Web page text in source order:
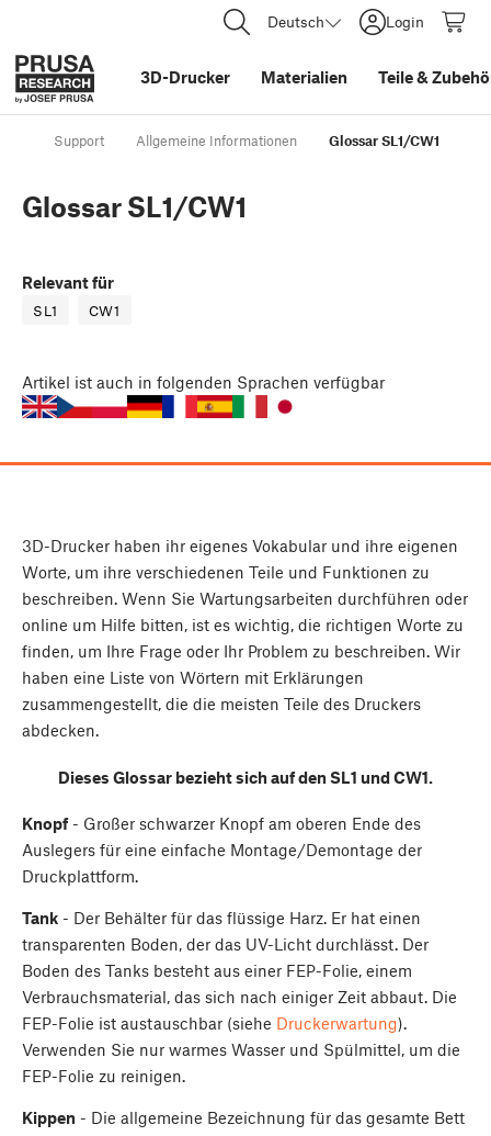
Deutsch Login
3D-Drucker Materialien Teile&
Support Allgemeine Informationen Glossar SL1/CW1
Glossar SL1/CW1
Relevant für
SL1 CW1
Artikel ist auch in folgenden Sprachen verfügbar
3D-Drucker haben ihr eigenes Vokabular und ihre eigenen
Worte, um ihre verschiedenen Teile und Funktionen zu
beschreiben. Wenn Sie Wartungsarbeiten durchführen oder
online um Hilfe bitten, ist es wichtig, die richtigen Worte zu
finden, um Ihre Frage oder Ihr Problem zu beschreiben. Wir
haben eine Liste von Wörtern mit Erklärungen
zusammengestellt, die die meisten Teile des Druckers
abdecken.
Dieses Glossar bezieht sich auf den SL1 und CW1.
Knopf- Großer schwarzer Knopf am oberen Ende des
Auslegers für eine einfache Montage/Demontage der
Druckplattform.
Tank - Der Behälter für das flüssige Harz. Er hat einen
transparenten Boden, der das UV-Licht durchlässt. Der
Boden des Tanks besteht aus einer FEP-Folie, einem
Verbrauchsmaterial, das sich nach einiger Zeit abbaut. Die
FEP-Folie ist austauschbar (siehe Druckerwartung).
Verwenden Sie nur warmes Wasser und Spülmittel, um die
FEP-Folie zu reinigen.
Kippen - Die allgemeine Bezeichnung für das gesamte Bett